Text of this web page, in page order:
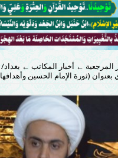
المرجعية ← أخبار المكاتب ←
بعنوان (ثورة الإمام الحسين